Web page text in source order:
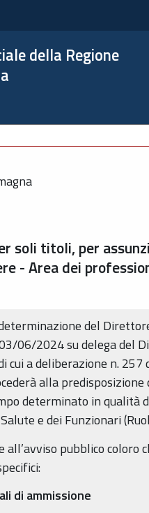
della Regione
soli titoli, per
- Area dei
del
06/2024 su delega del
cui a deliberazione n.
alla
determinato in qualità
e dei Funzionari
all’avviso pubblico coloro
di ammissione